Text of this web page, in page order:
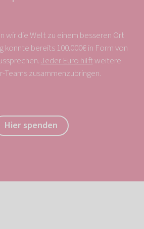
wir die Welt zu einem besseren Ort
konnte bereits 100.000€ in Form von
Jeder Euro hilftweitere
Teams zusammenzubringen.
Hier spenden